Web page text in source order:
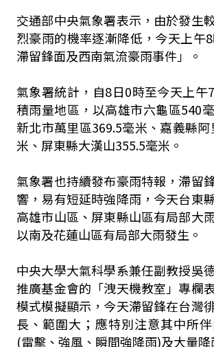
交通部中央氣象署表示，由於發生
烈豪雨的機率逐漸降低，今天上午
滯留鋒面及西南氣流豪雨事件」。
氣象署統計，自8日0時至今天上午
積雨量地區，以高雄市六龜區540
新北市萬里區369.5毫米、嘉義縣
米、屏東縣大漢山355.5毫米。
氣象署也持續發布豪雨特報，滯留
響，易有短延時強降雨，今天台東
高雄市山區、屏東縣山區有局部大
以南及花蓮山區有局部大雨發生。
中央大學大氣科學系兼任副教授吳
推廣基金會的「洩天機教室」專欄
模式模擬顯示，今天滯留鋒在台灣
長、範圍大；應特別注意其中所
(雷擊、強風、瞬間強降雨)及大量降